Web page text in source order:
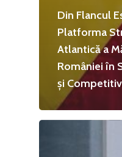
Din Flancul
Platforma
Atlantică a
României în
și